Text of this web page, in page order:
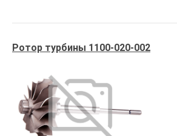
Ротор турбины 1100-020-002